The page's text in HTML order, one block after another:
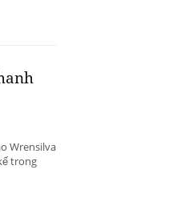
Wrensilva
trong